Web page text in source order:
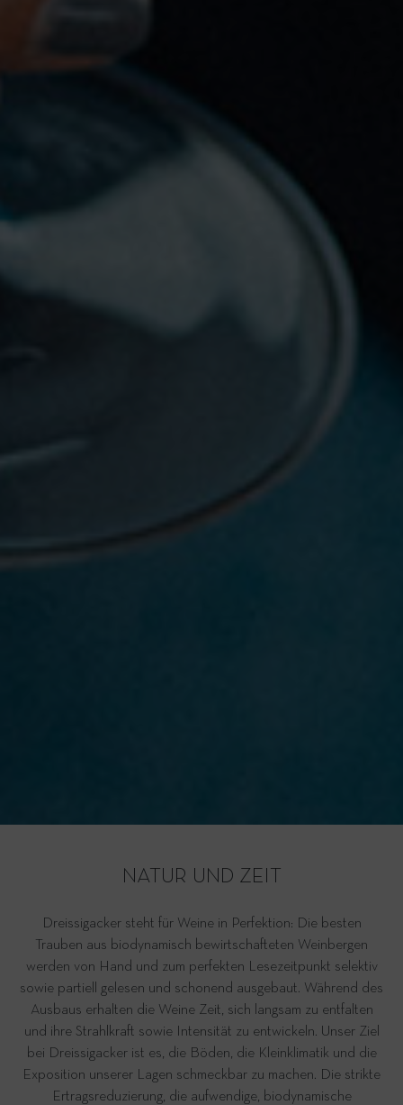
NATUR UND ZEIT
Dreissigacker steht für Weine in Perfektion: Die besten
Trauben aus biodynamisch bewirtschafteten Weinbergen
werden von Hand und zum perfekten Lesezeitpunkt selektiv
sowie partiell gelesen und schonend ausgebaut. Während des
Ausbaus erhalten die Weine Zeit, sich langsam zu entfalten
und ihre Strahlkraft sowie Intensität zu entwickeln. Unser Ziel
bei Dreissigacker ist es, die Böden, die Kleinklimatik und die
Exposition unserer Lagen schmeckbar zu machen. Die strikte
Ertragsreduzierung, die aufwendige, biodynamische